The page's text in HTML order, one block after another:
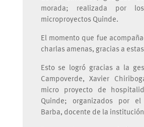
morada; realizada por
microproyectos Quinde.
El momento que fue
charlas amenas, gracias a
Esto se logró gracias a la
Campoverde, Xavier
micro proyecto de
Quinde; organizados por el
Barba, docente de la